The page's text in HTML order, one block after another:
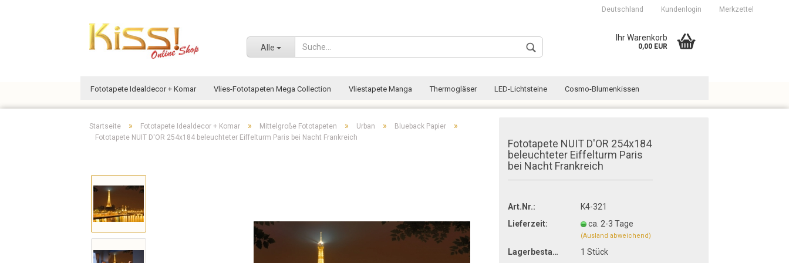
Deutschland
Wohnort
Kundenlogin Merkzettel
Alle
Ihr Warenkorb
0,00 EUR
Fototapete Idealdecor + Komar Vlies-Fototapeten Mega Collection Vliestapete Manga Thermogläser LED-Lichtsteine Cosmo-Blumenkissen
Startseite » Fototapete Idealdecor + Komar » Mittelgroße Fototapeten » Urban » Blueback Papier »
Fototapete NUIT D'OR 254x184 beleuchteter Eiffelturm Paris bei Nacht Frankreich
Fototapete NUIT D'OR 254x184
beleuchteter Eiffelturm Paris
bei Nacht Frankreich
Art.Nr.:
K4-321
Lieferzeit:
ca. 2-3 Tage
(Ausland abweichend)
Lagerbestand: 1Stück